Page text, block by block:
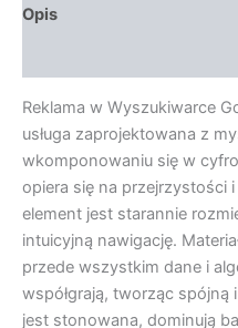
Opis
Reklama w Wyszukiwarce
usługa zaprojektowana z
wkomponowaniu się w
opiera się na przejrzystości
element jest starannie
intuicyjną nawigację.
przede wszystkim dane i
współgrają, tworząc spójną
jest stonowana, dominują